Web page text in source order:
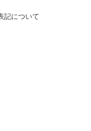
記について